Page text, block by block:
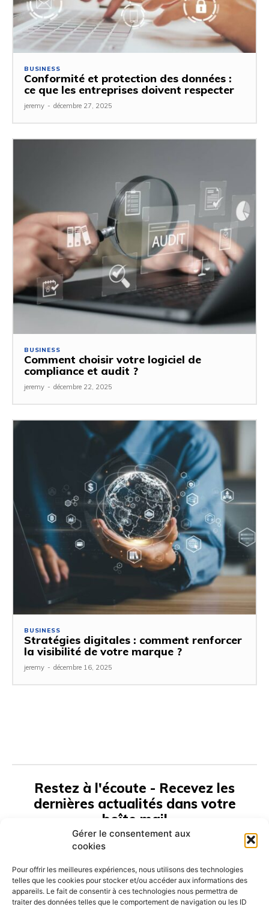
Gérer le consentement aux
cookies
Pour offrir les meilleures expériences, nous utilisons des technologies
telles que les cookies pour stocker et/ou accéder aux informations des
appareils. Le fait de consentir à ces technologies nous permettra de
traiter des données telles que le comportement de navigation ou les ID
BUSINESS
Conformité et protection des données :
ce que les entreprises doivent respecter
jeremy - décembre 27, 2025
BUSINESS
Comment choisir votre logiciel de
compliance et audit ?
jeremy - décembre 22, 2025
BUSINESS
Stratégies digitales : comment renforcer
la visibilité de votre marque ?
jeremy - décembre 16, 2025
Restez à l'écoute - Recevez les
dernières actualités dans votre
boîte mail